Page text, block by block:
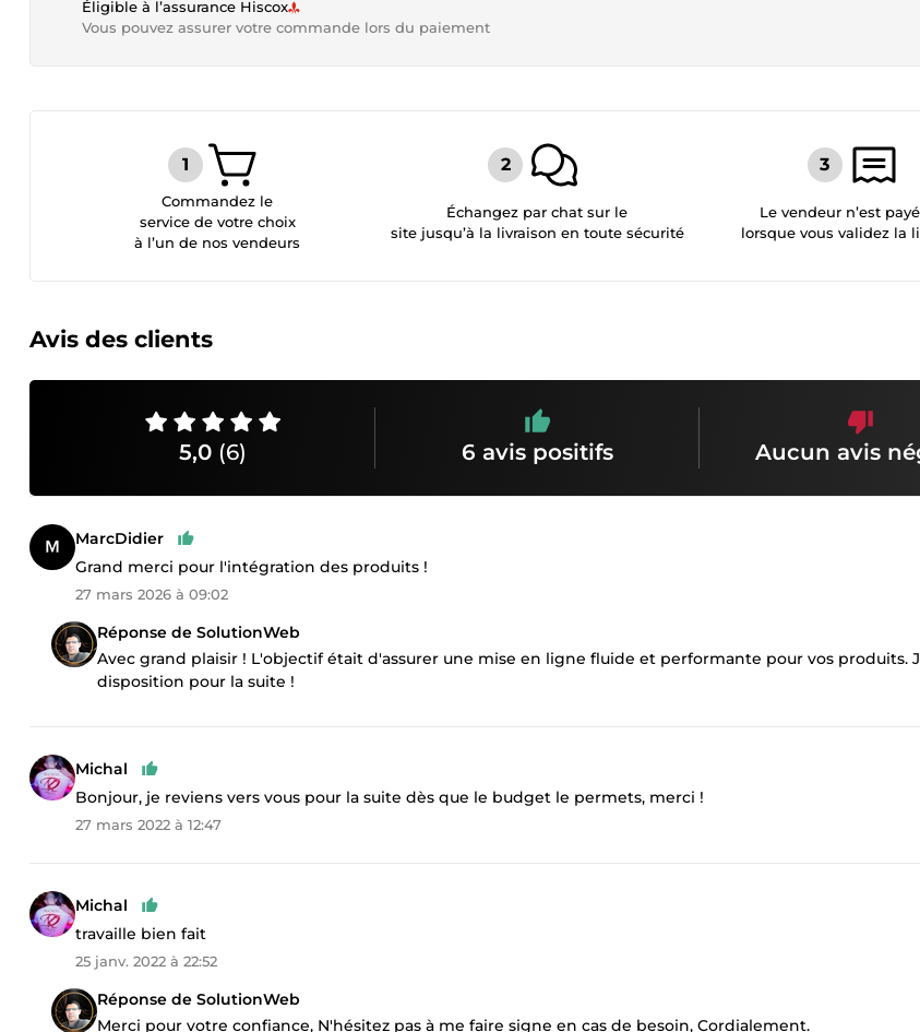
Éligible à l’assurance Hiscox
Vous pouvez assurer votre commande lors du paiement
Commandez le
service de votre choix
à l’un de nos vendeurs
Échangez par chat sur le
site jusqu’à la livraison en toute sécurité
Le vendeur n’est
lorsque vous validez la
Avis des clients
5,0 (6) 6 avis positifs Aucun avis
MarcDidier
Grand merci pour l'intégration des produits !
27 mars 2026 à 09:02
Réponse de SolutionWeb
Avec grand plaisir ! L'objectif était d'assurer une mise en ligne fluide et performante pour vos produits.
disposition pour la suite !
Michal
Bonjour, je reviens vers vous pour la suite dès que le budget le permets, merci !
27 mars 2022 à 12:47
Michal
travaille bien fait
25 janv. 2022 à 22:52
Réponse de SolutionWeb
Merci pour votre confiance, N'hésitez pas à me faire signe en cas de besoin, Cordialement.